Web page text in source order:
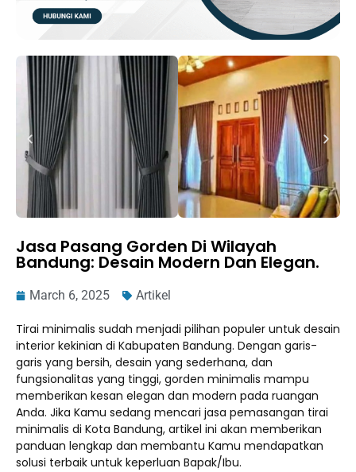
Jasa Pasang Gorden Di Wilayah
Bandung: Desain Modern Dan Elegan.
March 6, 2025 Artikel
Tirai minimalis sudah menjadi pilihan populer untuk desain
interior kekinian di Kabupaten Bandung. Dengan garis-
garis yang bersih, desain yang sederhana, dan
fungsionalitas yang tinggi, gorden minimalis mampu
memberikan kesan elegan dan modern pada ruangan
Anda. Jika Kamu sedang mencari jasa pemasangan tirai
minimalis di Kota Bandung, artikel ini akan memberikan
panduan lengkap dan membantu Kamu mendapatkan
solusi terbaik untuk keperluan Bapak/Ibu.